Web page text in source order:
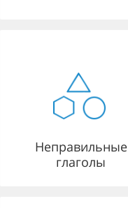
Неправильные
глаголы